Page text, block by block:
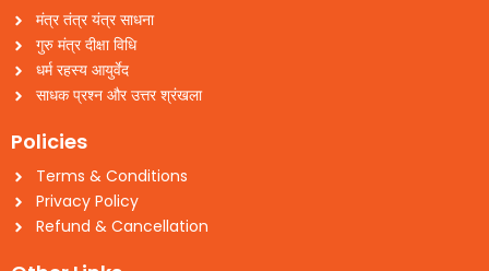
मंत्र तंत्र यंत्र साधना
गुरु मंत्र दीक्षा विधि
धर्म रहस्य आयुर्वेद
साधक प्रश्न और उत्तर श्रंखला
Policies
Terms & Conditions
Privacy Policy
Refund & Cancellation